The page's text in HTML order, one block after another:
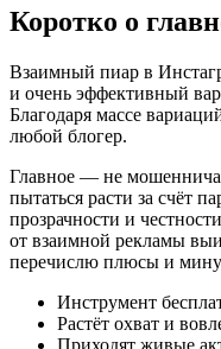
Коротко о
Взаимный пиар в
и очень эффективный
Благодаря массе
любой блогер.
Главное — не
пытаться расти за счёт
прозрачности и
от взаимной рекламы
перечислю плюсы и
Инструмент
Растёт охват и